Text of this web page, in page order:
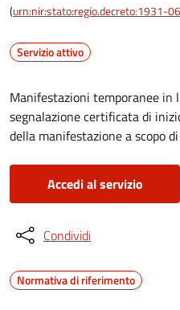
(urn:nir:stato:regio.decreto:1931-
Servizio attivo
Manifestazioni temporanee in
segnalazione certificata di
della manifestazione a scopo
Accedi al servizio
Condividi
Normativa di riferimento